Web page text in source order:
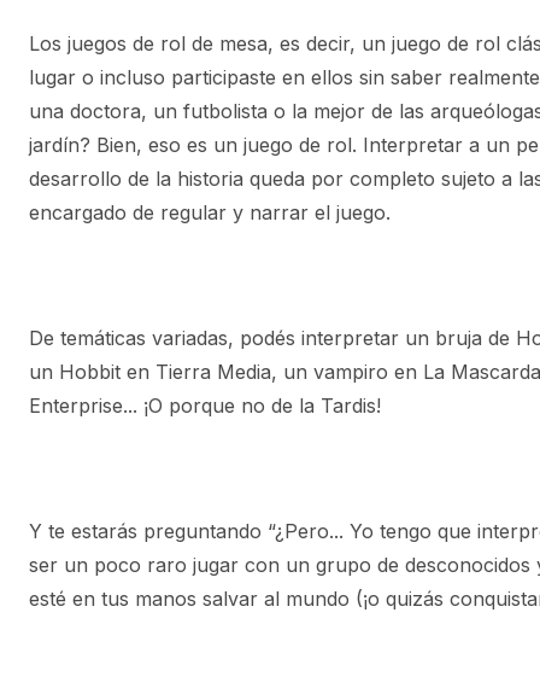
Los juegos de rol de mesa, es decir, un juego de rol
lugar o incluso participaste en ellos sin saber
una doctora, un futbolista o la mejor de las
jardín? Bien, eso es un juego de rol. Interpretar a un
desarrollo de la historia queda por completo sujeto a
encargado de regular y narrar el juego.
De temáticas variadas, podés interpretar un bruja de
un Hobbit en Tierra Media, un vampiro en La
Enterprise... ¡O porque no de la Tardis!
Y te estarás preguntando “¿Pero... Yo tengo que
ser un poco raro jugar con un grupo de desconocidos
esté en tus manos salvar al mundo (¡o quizás